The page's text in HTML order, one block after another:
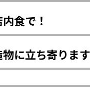
食で！
に立ち寄ります